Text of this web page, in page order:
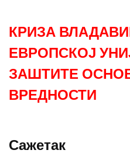
КРИЗА
ЕВРОПСКОЈ
ЗАШТИТЕ
ВРЕДНОСТИ
Сажетак